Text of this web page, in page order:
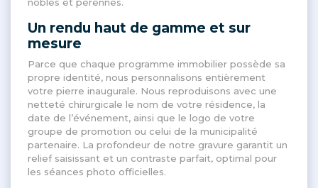
Un rendu haut de gamme et sur
mesure
Parce que chaque programme immobilier possède sa
propre identité, nous personnalisons entièrement
votre pierre inaugurale. Nous reproduisons avec une
netteté chirurgicale le nom de votre résidence, la
date de l’événement, ainsi que le logo de votre
groupe de promotion ou celui de la municipalité
partenaire. La profondeur de notre gravure garantit un
relief saisissant et un contraste parfait, optimal pour
les séances photo officielles.